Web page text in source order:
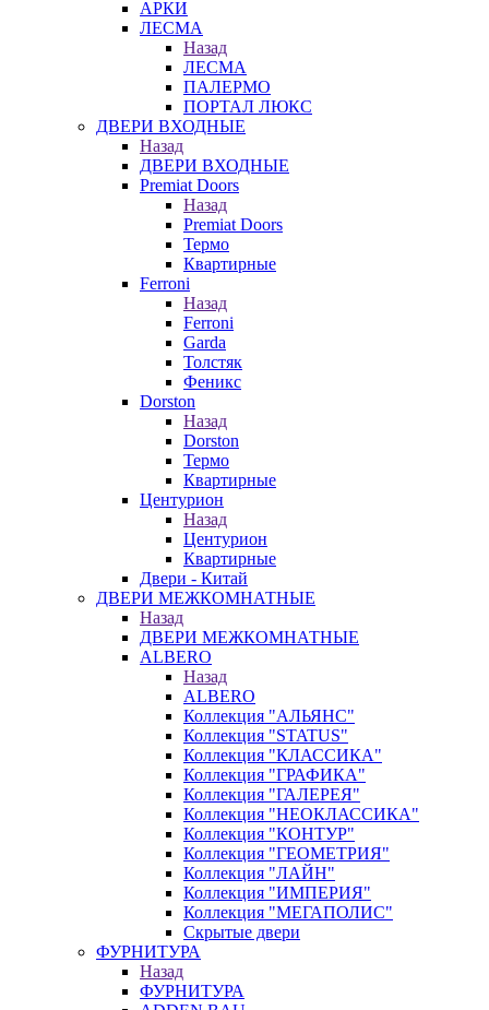
АРКИ
ЛЕСМА
Назад
ЛЕСМА
ПАЛЕРМО
ПОРТАЛ ЛЮКС
ДВЕРИ ВХОДНЫЕ
Назад
ДВЕРИ ВХОДНЫЕ
Premiat Doors
Назад
Premiat Doors
Термо
Квартирные
Ferroni
Назад
Ferroni
Garda
Толстяк
Феникс
Dorston
Назад
Dorston
Термо
Квартирные
Центурион
Назад
Центурион
Квартирные
Двери - Китай
ДВЕРИ МЕЖКОМНАТНЫЕ
Назад
ДВЕРИ МЕЖКОМНАТНЫЕ
ALBERO
Назад
ALBERO
Коллекция "АЛЬЯНС"
Коллекция "STATUS"
Коллекция "КЛАССИКА"
Коллекция "ГРАФИКА"
Коллекция "ГАЛЕРЕЯ"
Коллекция "НЕОКЛАССИКА"
Коллекция "КОНТУР"
Коллекция "ГЕОМЕТРИЯ"
Коллекция "ЛАЙН"
Коллекция "ИМПЕРИЯ"
Коллекция "МЕГАПОЛИС"
Скрытые двери
ФУРНИТУРА
Назад
ФУРНИТУРА